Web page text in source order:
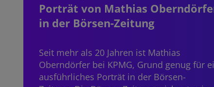
Porträt von Mathias
in der Börsen-Zeitung
Seit mehr als 20 Jahren ist Mathias
Oberndörfer bei KPMG, Grund genug für
ausführliches Porträt in der Börsen-